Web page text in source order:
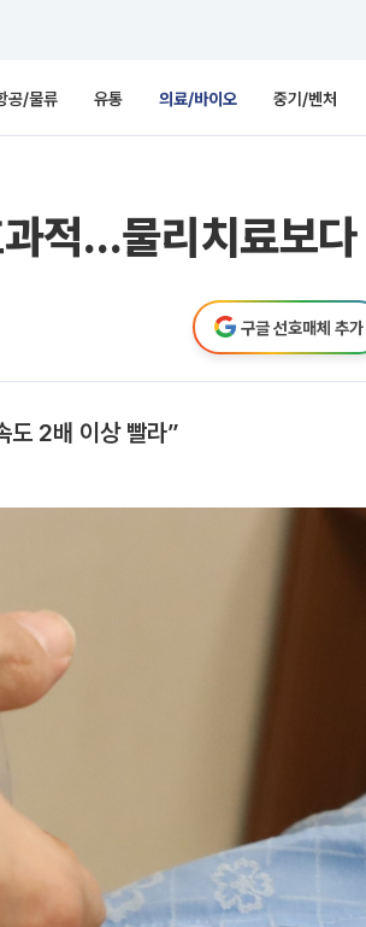
공/물류 유통 의료/바이오 중기/벤처
적…물리치료보
구글 선호매체 추가
도 2배 이상 빨라”